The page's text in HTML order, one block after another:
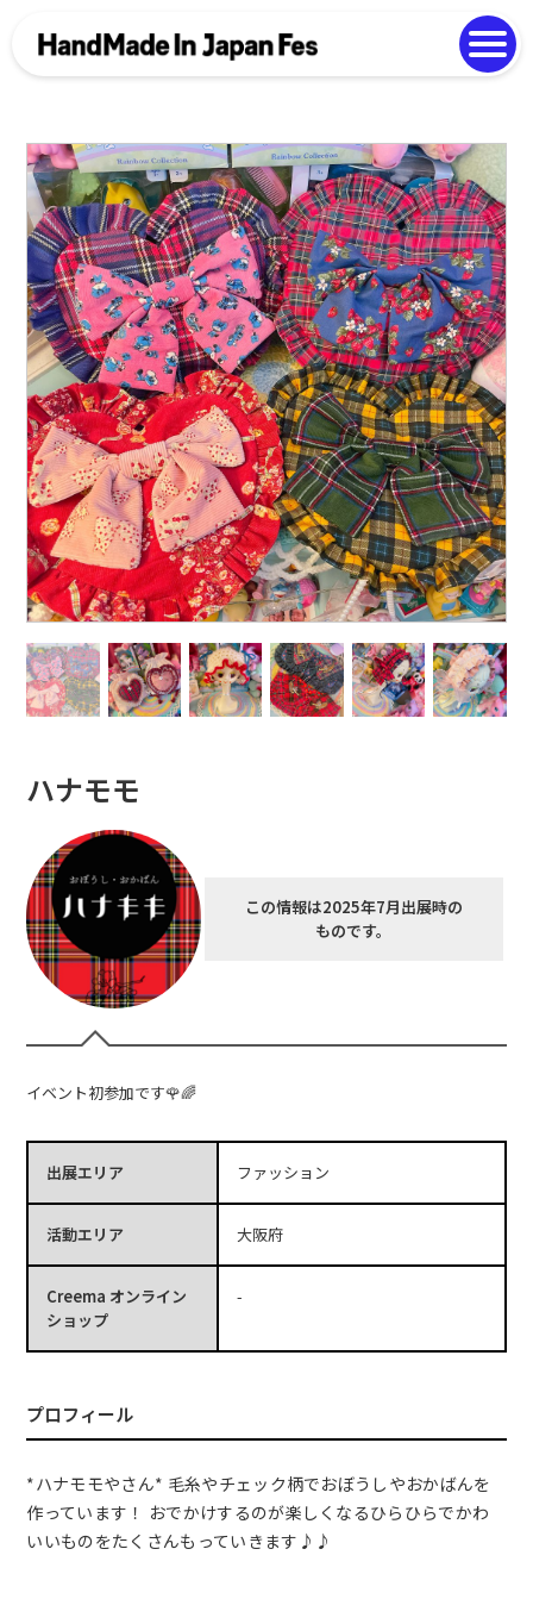
Photo Gallery
EN 中文
ハナモモ
この情報は2025年7月出展時の
ものです。
イベント初参加です🌹🌈
出展エリア ファッション
活動エリア 大阪府
Creema オンライン
ショップ
-
プロフィール
*ハナモモやさん* 毛糸やチェック柄でおぼうしやおかばんを
作っています！ おでかけするのが楽しくなるひらひらでかわ
いいものをたくさんもっていきます♪♪